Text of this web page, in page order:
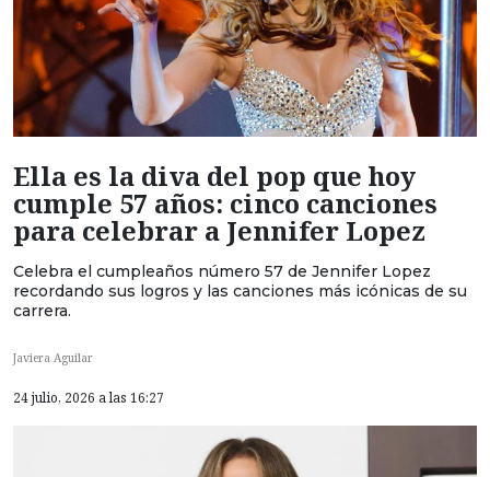
Ella es la diva del pop que hoy
cumple 57 años: cinco canciones
para celebrar a Jennifer Lopez
Celebra el cumpleaños número 57 de Jennifer Lopez
recordando sus logros y las canciones más icónicas de su
carrera.
Javiera Aguilar
24 julio, 2026 a las 16:27